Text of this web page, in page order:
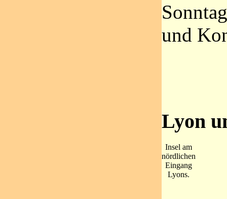
und
Lyon
Insel am
nördlichen
Eingang
Lyons.